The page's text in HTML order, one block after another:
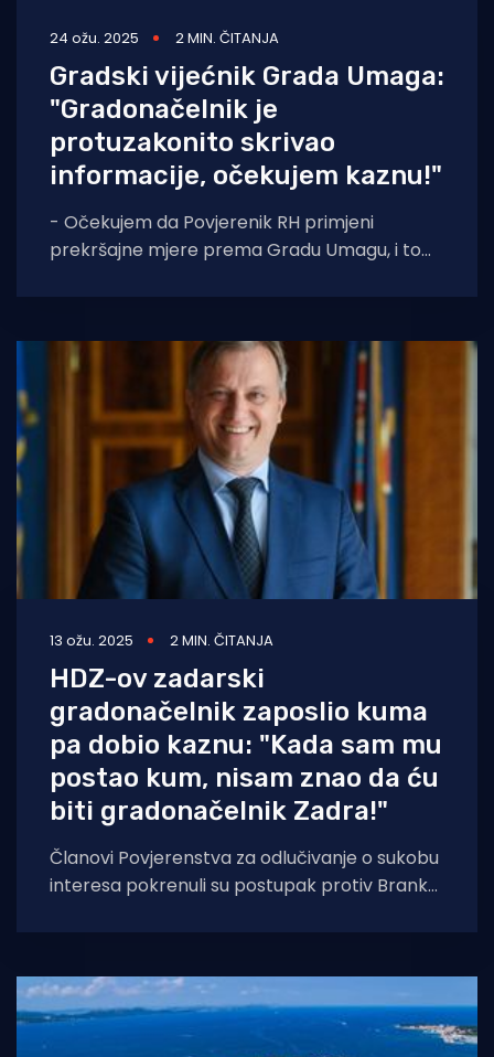
24 ožu. 2025 2 MIN. ČITANJA
Gradski vijećnik Grada Umaga:
"Gradonačelnik je
protuzakonito skrivao
informacije, očekujem kaznu!"
- Očekujem da Povjerenik RH primjeni
prekršajne mjere prema Gradu Umagu, i to
Bassanese i tadašnjoj službenici
13 ožu. 2025 2 MIN. ČITANJA
HDZ-ov zadarski
gradonačelnik zaposlio kuma
pa dobio kaznu: "Kada sam mu
postao kum, nisam znao da ću
biti gradonačelnik Zadra!"
Članovi Povjerenstva za odlučivanje o sukobu
interesa pokrenuli su postupak protiv Branka